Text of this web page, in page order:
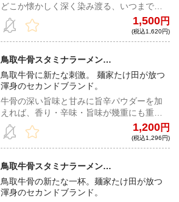
どこか懐かしく深く染み渡る、いつまでも
愛され続けるコク深い味わい。
1,500円
(税込1,620円)
鳥取牛骨スタミナラーメン
BULLKACCHON 本店 牛骨旨辛ラーメン
鳥取牛骨に新たな刺激。 麺家たけ田が放つ
渾身のセカンドブランド。
牛骨の深い旨味と甘みに旨辛パウダーを加
えれば、香り・辛味・旨味が幾重にも重な
り、一杯はさらなる高みへ。
1,200円
(税込1,296円)
鳥取牛骨スタミナラーメン
BULLKACCHON 本店 牛骨スタミナラーメ
ン
鳥取牛骨の新たな一杯。麺家たけ田が放つ
渾身のセカンドブランド。